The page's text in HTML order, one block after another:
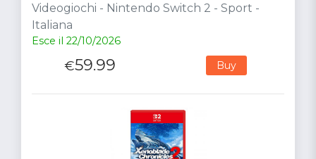
Videogiochi - Nintendo Switch 2 - Sport -
Italiana
Esce il 22/10/2026
€59.99 Buy